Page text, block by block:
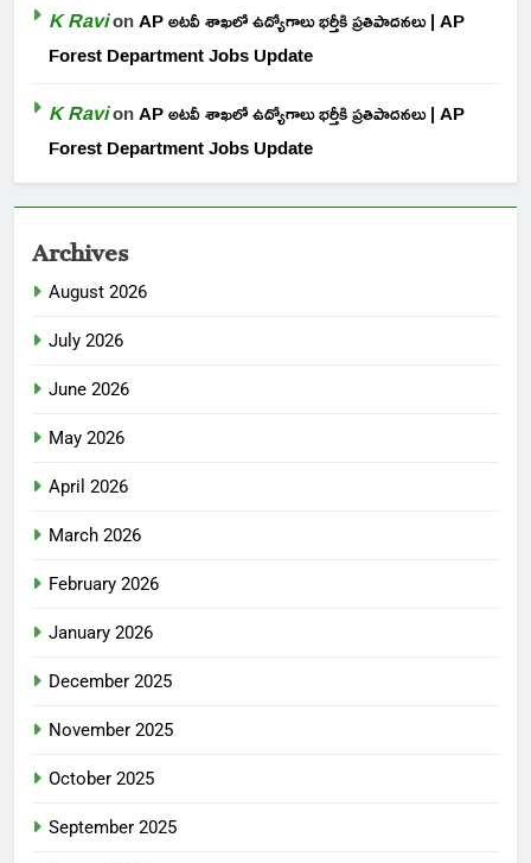
K RavionAP అటవీ శాఖలో ఉద్యోగాలు భర్తీకి ప్రతిపాదనలు | AP
Forest Department Jobs Update
K RavionAP అటవీ శాఖలో ఉద్యోగాలు భర్తీకి ప్రతిపాదనలు | AP
Forest Department Jobs Update
Archives
August 2026
July 2026
June 2026
May 2026
April 2026
March 2026
February 2026
January 2026
December 2025
November 2025
October 2025
September 2025